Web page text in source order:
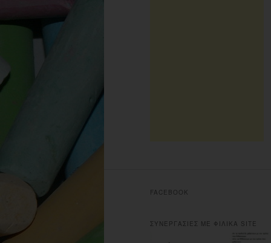
FACEBOOK
ΣΥΝΕΡΓΑΣΙΕΣ ΜΕ ΦΙΛΙΚΑ SITE